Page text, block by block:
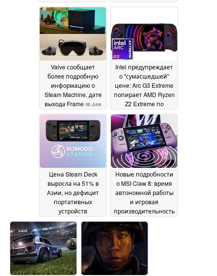
появились две
новые записи
16 June
2026
2026
Valve сообщает
более подробную
информацию о
Steam Machine, дате
выхода Frame 06 June
2026
Intel предупреждает
о "сумасшедшей"
цене: Arc G3 Extreme
попирает AMD Ryzen
Z2 Extreme по
дороговизне02 June
2026
Цена Steam Deck
выросла на 51% в
Азии, но дефицит
портативных
устройств
продолжается02 June
2026
Новые подробности
о MSI Claw 8: время
автономной работы
и игровая
производительность
29 May 2026